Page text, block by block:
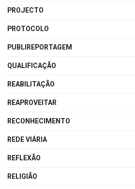
PROJECTO
PROTOCOLO
PUBLIREPORTAGEM
QUALIFICAÇÃO
REABILITAÇÃO
REAPROVEITAR
RECONHECIMENTO
REDE VIÁRIA
REFLEXÃO
RELIGIÃO